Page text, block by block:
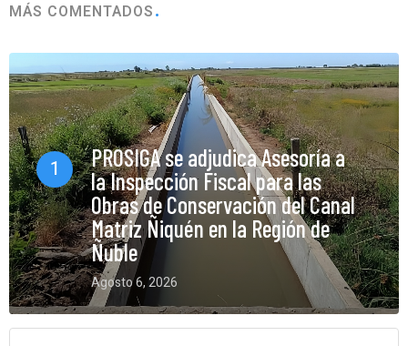
MÁS COMENTADOS
1
PROSIGA se adjudica Asesoría a
la Inspección Fiscal para las
Obras de Conservación del Canal
Matriz Ñiquén en la Región de
Ñuble
Agosto 6, 2026
0 Comments